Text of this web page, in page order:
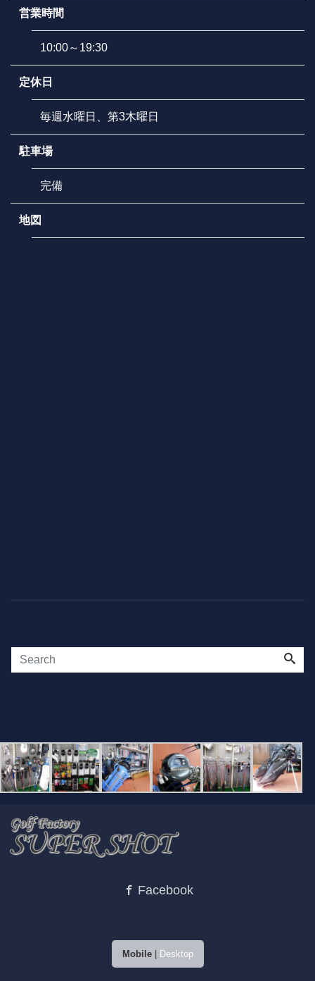
営業時間
10:00～19:30
定休日
毎週水曜日、第3木曜日
駐車場
完備
地図
Facebook
Mobile| Desktop